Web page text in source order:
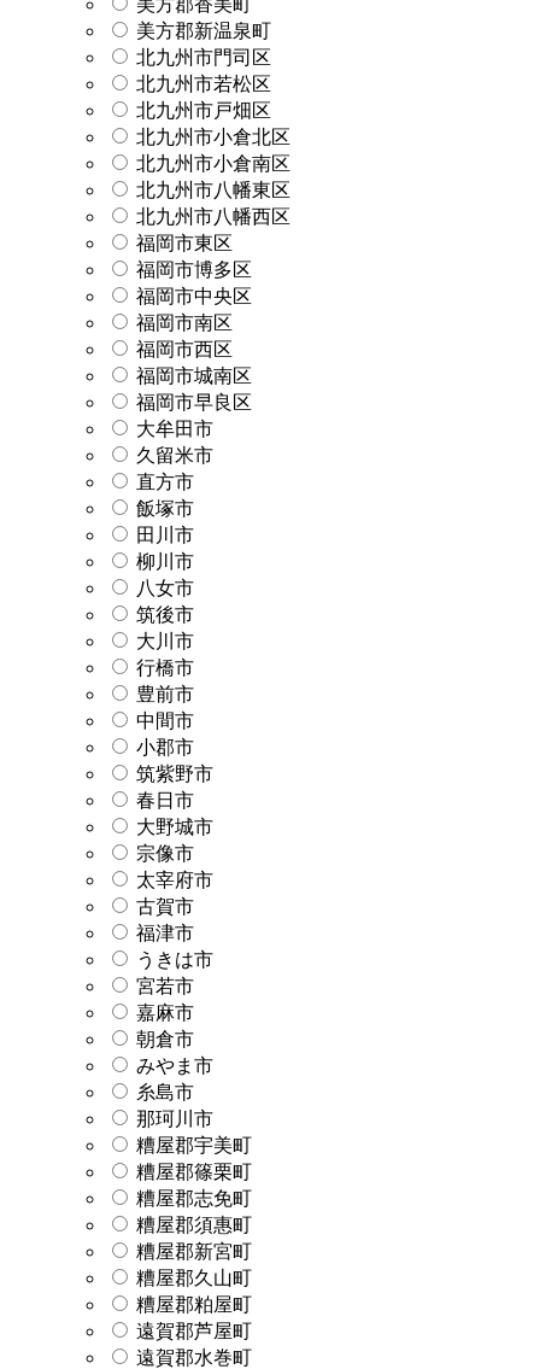
美方郡新温泉町
北九州市門司区
北九州市若松区
北九州市戸畑区
北九州市小倉北区
北九州市小倉南区
北九州市八幡東区
北九州市八幡西区
福岡市東区
福岡市博多区
福岡市中央区
福岡市南区
福岡市西区
福岡市城南区
福岡市早良区
大牟田市
久留米市
直方市
飯塚市
田川市
柳川市
八女市
筑後市
大川市
行橋市
豊前市
中間市
小郡市
筑紫野市
春日市
大野城市
宗像市
太宰府市
古賀市
福津市
うきは市
宮若市
嘉麻市
朝倉市
みやま市
糸島市
那珂川市
糟屋郡宇美町
糟屋郡篠栗町
糟屋郡志免町
糟屋郡須惠町
糟屋郡新宮町
糟屋郡久山町
糟屋郡粕屋町
遠賀郡芦屋町
遠賀郡水巻町